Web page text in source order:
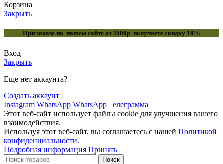
Корзина
Закрыть
При заказе на нашем сайте от 3500р получаете скидку 10%
Вход
Закрыть
Еще нет аккаунта?
Создать аккаунт
Instagram WhatsApp WhatsApp Телеграмма
Этот веб-сайт использует файлы cookie для улучшения вашего
взаимодействия.
Используя этот веб-сайт, вы соглашаетесь с нашей Политикой
конфиденциальности.
Подробная информация Принять
Поиск